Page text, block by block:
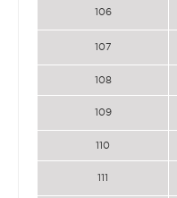
106
107
108
109
110
111